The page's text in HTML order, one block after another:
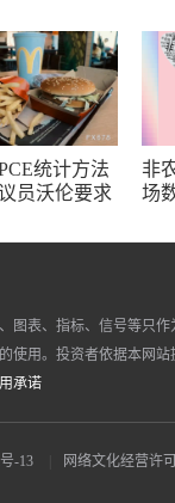
统计方法
员沃伦要求
非
场
图表、指标、信号等只
使用。投资者依据本网
承诺
-13
网络文化经营许